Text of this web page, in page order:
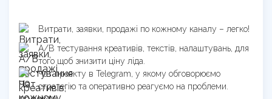
Витрати, заявки, продажі по кожному каналу – легко!
А/В тестування креативів, текстів, налаштувань, для
того щоб знизити ціну ліда.
Чат проекту в Telegram, у якому обговорюємо
стратегію та оперативно реагуємо на проблеми.